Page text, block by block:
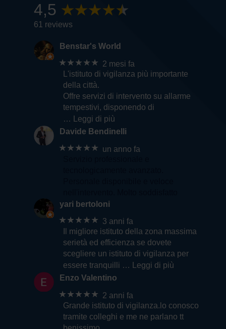
4,5
61 reviews
Benstar's World
★★★★★ 2 mesi fa
L'istituto di vigilanza più importante
della città.
Offre servizi di intervento su allarme
tempestivi, disponendo di
… Leggi di più
Davide Bendinelli
★★★★★ un anno fa
yari bertoloni
★★★★★ 3 anni fa
Il migliore istituto della zona massima
serietà ed efficienza se dovete
scegliere un istituto di vigilanza per
essere tranquilli … Leggi di più
Enzo Valentino
★★★★★ 2 anni fa
Grande istituto di vigilanza.lo conosco
tramite colleghi e me ne parlano tt